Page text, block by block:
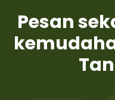
Pesan